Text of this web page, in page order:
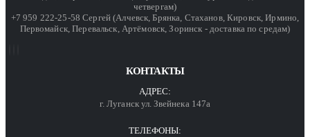
четвергам)
+7 959 222-25-58 Сергей (Алчевск, Брянка, Стаханов, Кировск, Ирмино,
Первомайск, Перевальск, Артёмовск, Зоринск - доставка по средам)
КОНТАКТЫ
АДРЕС:
г. Луганск ул. Звейнека 147а
ТЕЛЕФОНЫ: